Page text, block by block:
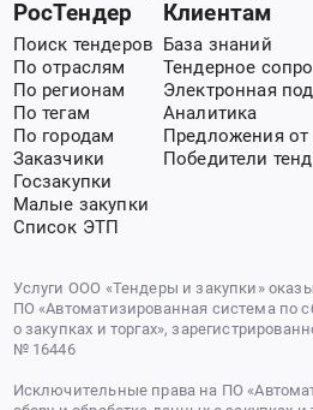
РосТендер
Поиск тендеров
По отраслям
По регионам
По тегам
По городам
Заказчики
Госзакупки
Малые закупки
Список ЭТП
Клиентам
База знаний
Тендерное
Электронная
Аналитика
Предложения от
Победители
Услуги ООО «Тендеры и закупки»
ПО «Автоматизированная система по
о закупках и торгах»,
№ 16446
Исключительные права на ПО